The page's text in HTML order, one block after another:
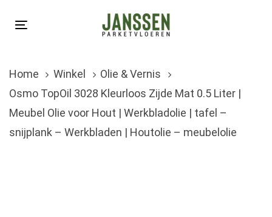
links
navigation
Skip
content
Toggle
Home
Winkel
Olie & Vernis
Osmo TopOil 3028 Kleurloos Zijde Mat 0.5 Liter |
Meubel Olie voor Hout | Werkbladolie | tafel –
snijplank – Werkbladen | Houtolie – meubelolie